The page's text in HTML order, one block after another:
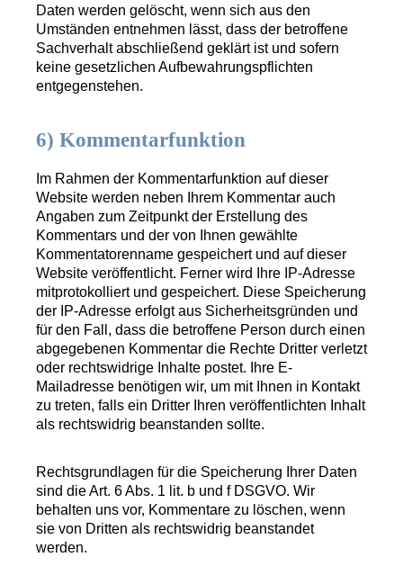
Daten werden gelöscht, wenn sich aus den
Umständen entnehmen lässt, dass der betroffene
Sachverhalt abschließend geklärt ist und sofern
keine gesetzlichen Aufbewahrungspflichten
entgegenstehen.
6) Kommentarfunktion
Im Rahmen der Kommentarfunktion auf dieser
Website werden neben Ihrem Kommentar auch
Angaben zum Zeitpunkt der Erstellung des
Kommentars und der von Ihnen gewählte
Kommentatorenname gespeichert und auf dieser
Website veröffentlicht. Ferner wird Ihre IP-Adresse
mitprotokolliert und gespeichert. Diese Speicherung
der IP-Adresse erfolgt aus Sicherheitsgründen und
für den Fall, dass die betroffene Person durch einen
abgegebenen Kommentar die Rechte Dritter verletzt
oder rechtswidrige Inhalte postet. Ihre E-
Mailadresse benötigen wir, um mit Ihnen in Kontakt
zu treten, falls ein Dritter Ihren veröffentlichten Inhalt
als rechtswidrig beanstanden sollte.
Rechtsgrundlagen für die Speicherung Ihrer Daten
sind die Art. 6 Abs. 1 lit. b und f DSGVO. Wir
behalten uns vor, Kommentare zu löschen, wenn
sie von Dritten als rechtswidrig beanstandet
werden.